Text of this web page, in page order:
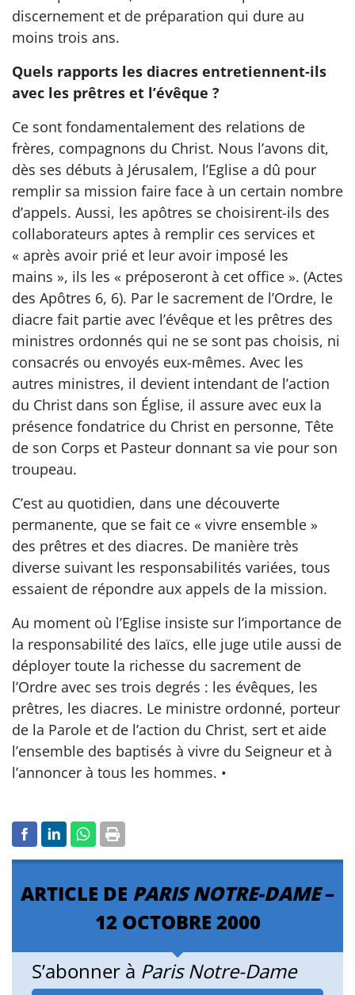
discernement et de préparation qui dure au
moins trois ans.
Quels rapports les diacres entretiennent-ils
avec les prêtres et l’évêque ?
Ce sont fondamentalement des relations de
frères, compagnons du Christ. Nous l’avons dit,
dès ses débuts à Jérusalem, l’Eglise a dû pour
remplir sa mission faire face à un certain nombre
d’appels. Aussi, les apôtres se choisirent-ils des
collaborateurs aptes à remplir ces services et
« après avoir prié et leur avoir imposé les
mains », ils les « préposeront à cet office ». (Actes
des Apôtres 6, 6). Par le sacrement de l’Ordre, le
diacre fait partie avec l’évêque et les prêtres des
ministres ordonnés qui ne se sont pas choisis, ni
consacrés ou envoyés eux-mêmes. Avec les
autres ministres, il devient intendant de l’action
du Christ dans son Église, il assure avec eux la
présence fondatrice du Christ en personne, Tête
de son Corps et Pasteur donnant sa vie pour son
troupeau.
C’est au quotidien, dans une découverte
permanente, que se fait ce « vivre ensemble »
des prêtres et des diacres. De manière très
diverse suivant les responsabilités variées, tous
essaient de répondre aux appels de la mission.
Au moment où l’Eglise insiste sur l’importance de
la responsabilité des laïcs, elle juge utile aussi de
déployer toute la richesse du sacrement de
l’Ordre avec ses trois degrés : les évêques, les
prêtres, les diacres. Le ministre ordonné, porteur
de la Parole et de l’action du Christ, sert et aide
l’ensemble des baptisés à vivre du Seigneur et à
l’annoncer à tous les hommes. •
ARTICLE DE PARIS NOTRE-DAME–
12 OCTOBRE 2000
S’abonner à Paris Notre-Dame